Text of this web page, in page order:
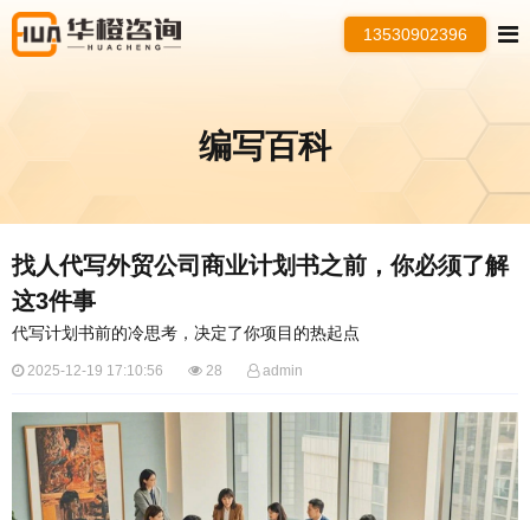
13530902396
编写百科
找人代写外贸公司商业计划书之前，你必须了解
这3件事
代写计划书前的冷思考，决定了你项目的热起点
2025-12-19 17:10:56 28 admin